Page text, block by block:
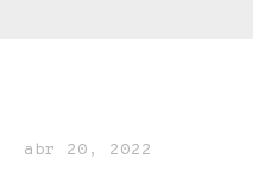
abr 20, 2022